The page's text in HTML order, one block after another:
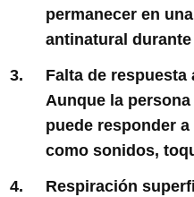
permanecer en
antinatural
Falta de
Aunque la
puede responder
como sonidos,
Respiración